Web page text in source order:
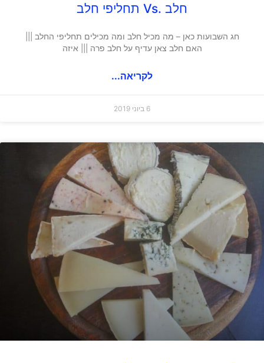
חלב .Vs תחליפי חלב
חג השבועות כאן – מה מכיל חלב ומה מכילים תחליפי החלב |||
האם חלב צאן עדיף על חלב פרה ||| איזה
לקריאה...
6 ביוני 2019